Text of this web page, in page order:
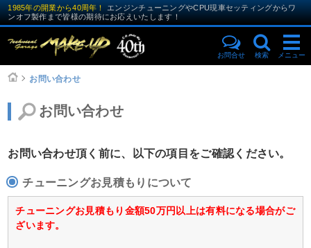
1985年の開業から40周年！
エンジンチューニングやCPU現車セッティングからワ
ンオフ製作まで皆様の期待にお応えいたします！
お問合せ 検索 メニュー
お問い合わせ
お問い合わせ
お問い合わせ頂く前に、以下の項目をご確認ください。
チューニングお見積もりについて
チューニングお見積もり金額50万円以上は有料になる場合がご
ざいます。